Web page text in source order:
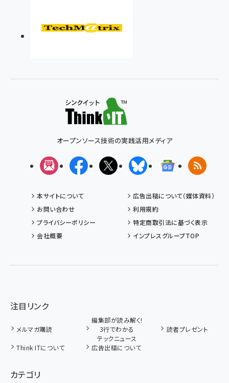
オープンソース技術の実践活用メディア
メルマガFacebookX(エックス)BlueskyGoogleニュ
RSS
本サイトについて
広告出稿について（媒体資料）
お問い合わせ
利用規約
プライバシーポリシー
特定商取引法に基づく表示
会社概要
インプレスグループTOP
注目リンク
メルマガ購読
編集部が読み解く!
3行でわかる
テックニュース
読者プレゼント
Think ITについて 広告出稿について
カテゴリ